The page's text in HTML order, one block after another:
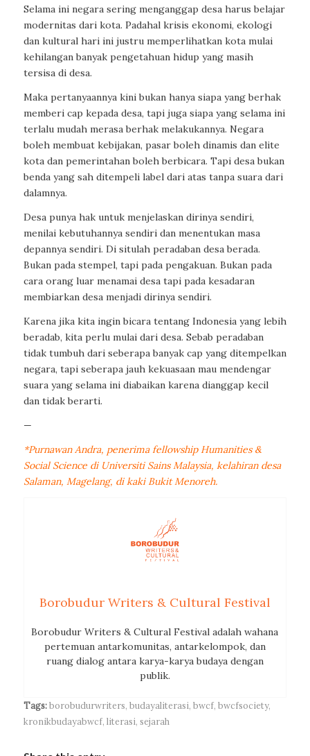
Selama ini negara sering menganggap desa harus belajar
modernitas dari kota. Padahal krisis ekonomi, ekologi
dan kultural hari ini justru memperlihatkan kota mulai
kehilangan banyak pengetahuan hidup yang masih
tersisa di desa.
Maka pertanyaannya kini bukan hanya siapa yang berhak
memberi cap kepada desa, tapi juga siapa yang selama ini
terlalu mudah merasa berhak melakukannya. Negara
boleh membuat kebijakan, pasar boleh dinamis dan elite
kota dan pemerintahan boleh berbicara. Tapi desa bukan
benda yang sah ditempeli label dari atas tanpa suara dari
dalamnya.
Desa punya hak untuk menjelaskan dirinya sendiri,
menilai kebutuhannya sendiri dan menentukan masa
depannya sendiri. Di situlah peradaban desa berada.
Bukan pada stempel, tapi pada pengakuan. Bukan pada
cara orang luar menamai desa tapi pada kesadaran
membiarkan desa menjadi dirinya sendiri.
Karena jika kita ingin bicara tentang Indonesia yang lebih
beradab, kita perlu mulai dari desa. Sebab peradaban
tidak tumbuh dari seberapa banyak cap yang ditempelkan
negara, tapi seberapa jauh kekuasaan mau mendengar
suara yang selama ini diabaikan karena dianggap kecil
dan tidak berarti.
—
*Purnawan Andra, penerima fellowship Humanities &
Social Science di Universiti Sains Malaysia, kelahiran desa
Salaman, Magelang, di kaki Bukit Menoreh.
Borobudur Writers & Cultural Festival
Borobudur Writers & Cultural Festival adalah wahana
pertemuan antarkomunitas, antarkelompok, dan
ruang dialog antara karya-karya budaya dengan
publik.
Tags: borobudurwriters, budayaliterasi, bwcf, bwcfsociety,
kronikbudayabwcf, literasi, sejarah